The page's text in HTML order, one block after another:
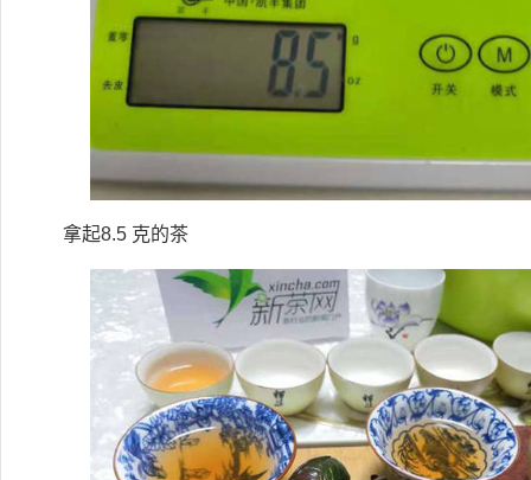
拿起8.5 克的茶